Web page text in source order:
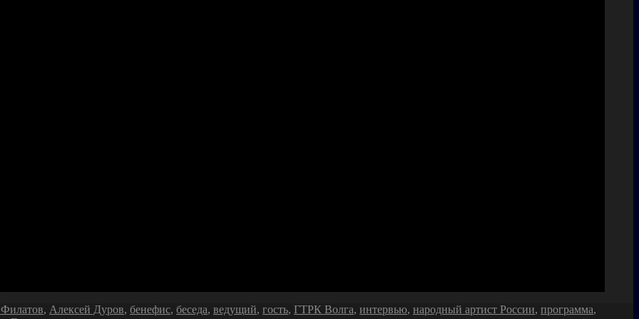
, Алексей Дуров, бенефис, беседа, ведущий, гость, ГТРК Волга, интервью, народный артист России, программа,